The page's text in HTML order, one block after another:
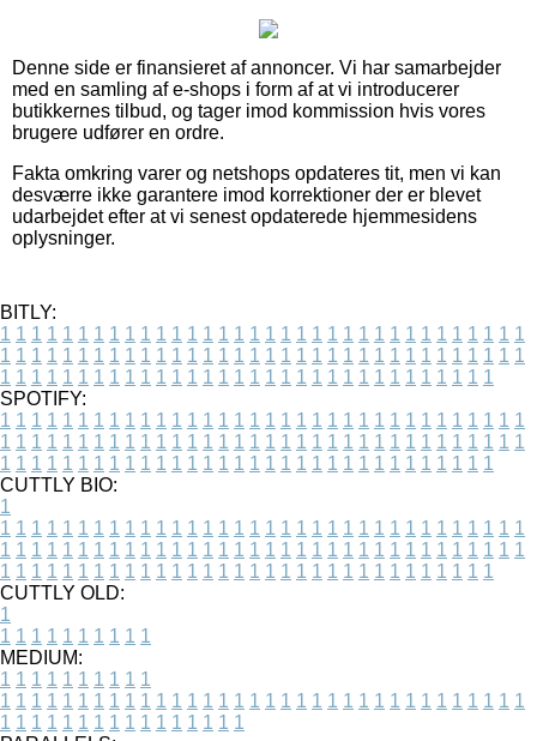
Denne side er finansieret af annoncer. Vi har samarbejder
med en samling af e-shops i form af at vi introducerer
butikkernes tilbud, og tager imod kommission hvis vores
brugere udfører en ordre.
Fakta omkring varer og netshops opdateres tit, men vi kan
desværre ikke garantere imod korrektioner der er blevet
udarbejdet efter at vi senest opdaterede hjemmesidens
oplysninger.
BITLY:
1 1 1 1 1 1 1 1 1 1 1 1 1 1 1 1 1 1 1 1 1 1 1 1 1 1 1 1 1 1 1 1 1 1
1 1 1 1 1 1 1 1 1 1 1 1 1 1 1 1 1 1 1 1 1 1 1 1 1 1 1 1 1 1 1 1 1 1
1 1 1 1 1 1 1 1 1 1 1 1 1 1 1 1 1 1 1 1 1 1 1 1 1 1 1 1 1 1 1 1
SPOTIFY:
1 1 1 1 1 1 1 1 1 1 1 1 1 1 1 1 1 1 1 1 1 1 1 1 1 1 1 1 1 1 1 1 1 1
1 1 1 1 1 1 1 1 1 1 1 1 1 1 1 1 1 1 1 1 1 1 1 1 1 1 1 1 1 1 1 1 1 1
1 1 1 1 1 1 1 1 1 1 1 1 1 1 1 1 1 1 1 1 1 1 1 1 1 1 1 1 1 1 1 1
CUTTLY BIO:
1
1 1 1 1 1 1 1 1 1 1 1 1 1 1 1 1 1 1 1 1 1 1 1 1 1 1 1 1 1 1 1 1 1 1
1 1 1 1 1 1 1 1 1 1 1 1 1 1 1 1 1 1 1 1 1 1 1 1 1 1 1 1 1 1 1 1 1 1
1 1 1 1 1 1 1 1 1 1 1 1 1 1 1 1 1 1 1 1 1 1 1 1 1 1 1 1 1 1 1 1
CUTTLY OLD:
1
1 1 1 1 1 1 1 1 1 1
MEDIUM:
1 1 1 1 1 1 1 1 1 1
1 1 1 1 1 1 1 1 1 1 1 1 1 1 1 1 1 1 1 1 1 1 1 1 1 1 1 1 1 1 1 1 1 1
1 1 1 1 1 1 1 1 1 1 1 1 1 1 1 1